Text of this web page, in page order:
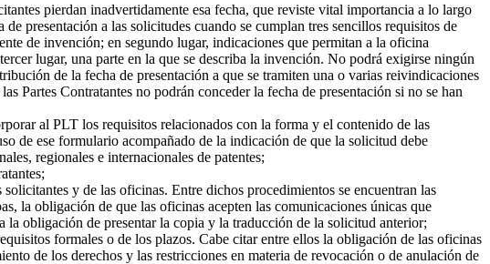
pierdan inadvertidamente esa fecha, que reviste vital importancia a lo largo
presentación a las solicitudes cuando se cumplan tres sencillos requisitos de
de invención; en segundo lugar, indicaciones que permitan a la oficina
lugar, una parte en la que se describa la invención. No podrá exigirse ningún
de la fecha de presentación a que se tramiten una o varias reivindicaciones
Partes Contratantes no podrán conceder la fecha de presentación si no se han
al PLT los requisitos relacionados con la forma y el contenido de las
de ese formulario acompañado de la indicación de que la solicitud debe
regionales e internacionales de patentes;
y de las oficinas. Entre dichos procedimientos se encuentran las
la obligación de que las oficinas acepten las comunicaciones únicas que
obligación de presentar la copia y la traducción de la solicitud anterior;
formales o de los plazos. Cabe citar entre ellos la obligación de las oficinas
de los derechos y las restricciones en materia de revocación o de anulación de